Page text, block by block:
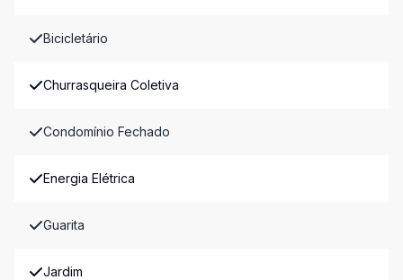
Bicicletário
Churrasqueira Coletiva
Condomínio Fechado
Energia Elétrica
Guarita
Jardim